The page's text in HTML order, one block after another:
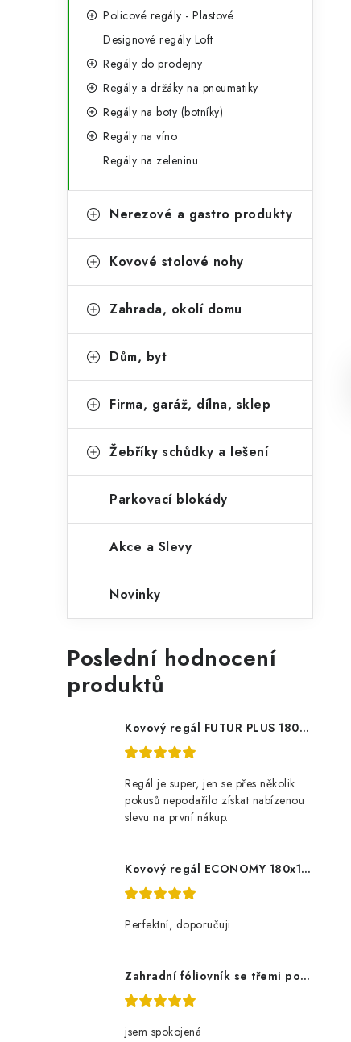
Policové regály - Plastové
Designové regály Loft
Regály do prodejny
Regály a držáky na pneumatiky
Regály na boty (botníky)
Regály na víno
Regály na zeleninu
Nerezové a gastro produkty
Kovové stolové nohy
Zahrada, okolí domu
Dům, byt
Firma, garáž, dílna, sklep
Žebříky schůdky a lešení
Parkovací blokády
Akce a Slevy
Novinky
Poslední hodnocení
produktů
Kovový regál FUTUR PLUS 180x120x45 5 polic Nosnost 1000 KG - pozinkovaný
Regál je super, jen se přes několik
pokusů nepodařilo získat nabízenou
slevu na první nákup.
Kovový regál ECONOMY 180x120x60 5 polic - pozinkovaný
Perfektní, doporučuji
Zahradní fóliovník se třemi policemi
jsem spokojená